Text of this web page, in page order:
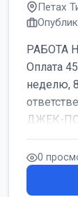
Петах
РАБОТА
Оплата
неделю,
ДЖЕК-
0